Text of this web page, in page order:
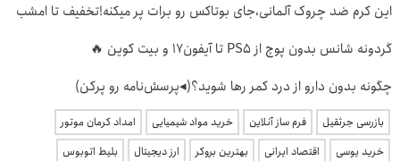
این کرم ضد چروک آلمانی،جای بوتاکس رو برات پر میکنه!تخفیف تا امشب
گردونه شانس بدون پوچ از PS5 تا آیفون17 و بیت کوین 🔥
چگونه بدون دارو از درد کمر رها شوید؟(◂پرسش‌نامه رو پرکن)
بازرسی جرثقیل فرم ساز آنلاین خرید مواد شیمیایی
امداد کرمان موتور
خرید یوسی
اقتصاد ایرانی بهترین بروکر ارز دیجیتال بلیط اتوبوس